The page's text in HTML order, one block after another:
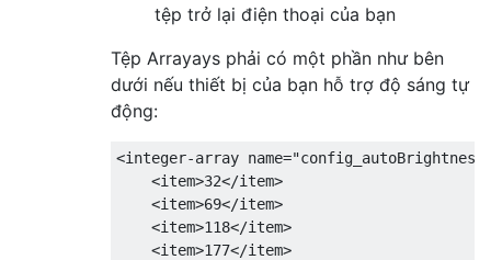
tệp trở lại điện thoại của bạn
Tệp Arrayays phải có một phần như bên
dưới nếu thiết bị của bạn hỗ trợ độ sáng tự
động:
<integer-array
    <item>32</item>
    <item>69</item>
    <item>118</item>
    <item>177</item>